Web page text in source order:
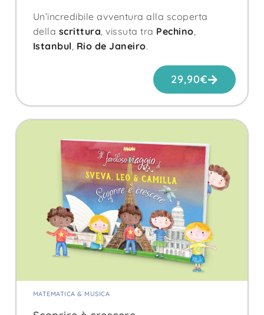
Un’incredibile avventura alla scoperta
della scrittura, vissuta tra Pechino,
Istanbul, Rio de Janeiro.
29,90€
MATEMATICA & MUSICA